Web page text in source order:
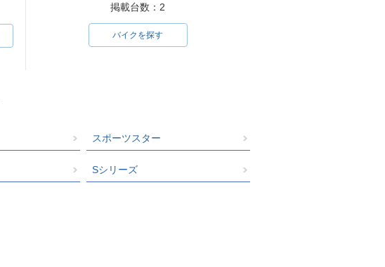
掲載台数：2
バイクを探す
スポーツスター
Sシリーズ